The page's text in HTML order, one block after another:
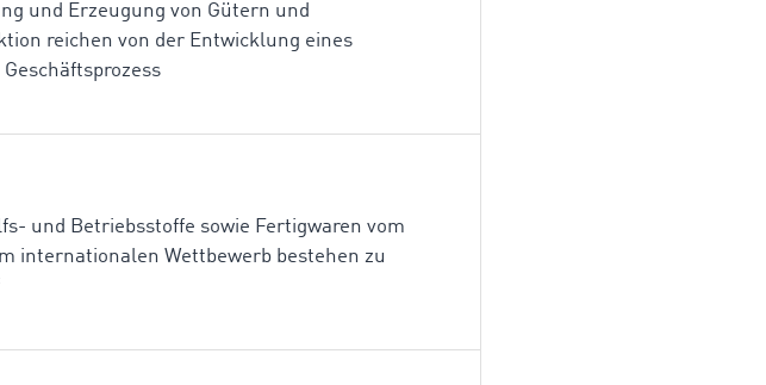
und Erzeugung von Gütern und
reichen von der Entwicklung eines
und Betriebsstoffe sowie Fertigwaren vom
internationalen Wettbewerb bestehen zu